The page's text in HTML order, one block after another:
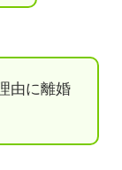
由に離婚